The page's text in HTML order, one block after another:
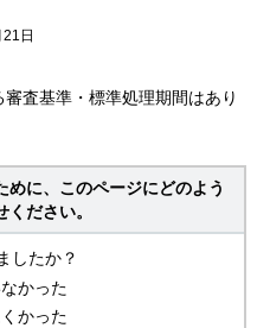
日
査基準・標準処理期間はあり
めに、このページにどのよう
ださい。
したか？
かった
かった